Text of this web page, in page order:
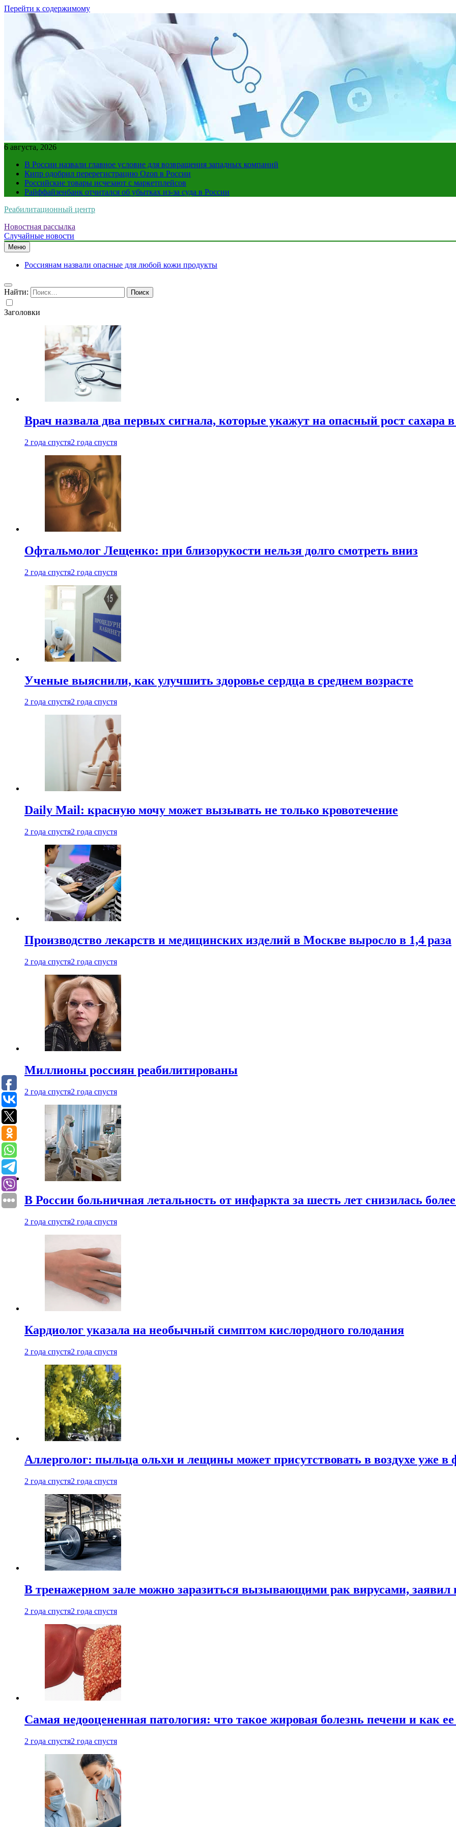
Перейти к содержимому
6 августа, 2026
В России назвали главное условие для возвращения западных компаний
Кипр одобрил перерегистрацию Ozon в России
Российские товары исчезают с маркетплейсов
Райффайзенбанк отчитался об убытках из-за суда в России
Реабилитационный центр
Новостная рассылка
Случайные новости
Меню
Россиянам назвали опасные для любой кожи продукты
Найти:
Заголовки
Врач назвала два первых сигнала, которые укажут на опасный рост сахара
2 года спустя2 года спустя
Офтальмолог Лещенко: при близорукости нельзя долго смотреть вниз
2 года спустя2 года спустя
Ученые выяснили, как улучшить здоровье сердца в среднем возрасте
2 года спустя2 года спустя
Daily Mail: красную мочу может вызывать не только кровотечение
2 года спустя2 года спустя
Производство лекарств и медицинских изделий в Москве выросло в 1,4 раза
2 года спустя2 года спустя
Миллионы россиян реабилитированы
2 года спустя2 года спустя
В России больничная летальность от инфаркта за шесть лет снизилась
2 года спустя2 года спустя
Кардиолог указала на необычный симптом кислородного голодания
2 года спустя2 года спустя
Аллерголог: пыльца ольхи и лещины может присутствовать в воздухе уже в
2 года спустя2 года спустя
В тренажерном зале можно заразиться вызывающими рак вирусами, заявил
2 года спустя2 года спустя
Самая недооцененная патология: что такое жировая болезнь печени и как
2 года спустя2 года спустя